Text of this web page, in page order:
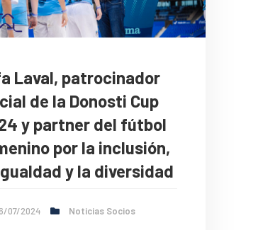
Laval, patrocinador
de la Donosti Cup
y partner del fútbol
por la inclusión,
y la diversidad
07/2024 Noticias Socios